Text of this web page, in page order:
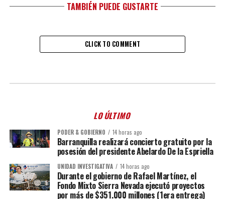
TAMBIÉN PUEDE GUSTARTE
CLICK TO COMMENT
LO ÚLTIMO
PODER & GOBIERNO 14 horas ago
Barranquilla realizará concierto gratuito por la
posesión del presidente Abelardo De la Espriella
UNIDAD INVESTIGATIVA 14 horas ago
Durante el gobierno de Rafael Martínez, el
Fondo Mixto Sierra Nevada ejecutó proyectos
por más de $351.000 millones (1era entrega)